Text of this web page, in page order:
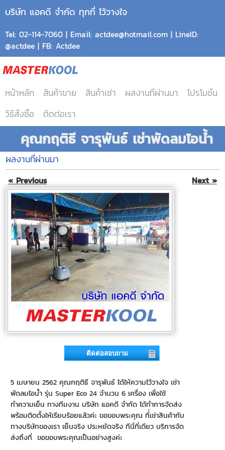
บริษัท แอคดี จำกัด ทุกที่ ไว้วางใจ
Tel: 02-114-7060 | Email: actdee@hotmail.com | LineID:
@actdee | FB: Actdee
หน้าหลัก สินค้าขาย สินค้าเช่า ผลงานที่ผ่านมา
โปรโมชั่น
วิธีสั่งซื้อ
ติดต่อเรา
คุณกฤติธี จารุพันธ์ เช่าพัดลมไอน้ำ
ผลงานที่ผ่านมา
« Previous Next »
5 เมษายน 2562 คุณกฤติธี จารุพันธ์ ได้ให้ความไว้วางใจ เช่า
พัดลมไอน้ำ รุ่น Super Eco 24 จำนวน 6 เครื่อง เพื่อใช้
ทำความเย็น ทางทีมงาน บริษัท แอคดี จำกัด ได้ทำการจัดส่ง
พร้อมติดตั้งให้เรียบร้อยแล้วค่ะ ขอขอบพระคุณ ที่่เช่าสินค้ากับ
ทางบริษัทของเรา เย็นจริง ประหยัดจริง ทีนี่ที่เดียว บริการจัด
ส่งถึงที่ ขอขอบพระคุณเป็นอย่างสูงค่ะ